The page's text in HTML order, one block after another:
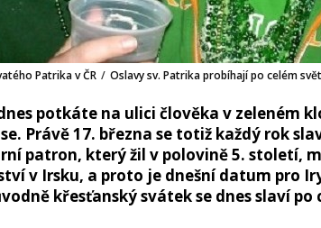
Patrika v ČR / Oslavy sv. Patrika probíhají po celém
potkáte na ulici člověka v zeleném
Právě 17. března se totiž každý rok
patron, který žil v polovině 5. století,
v Irsku, a proto je dnešní datum pro
křesťanský svátek se dnes slaví